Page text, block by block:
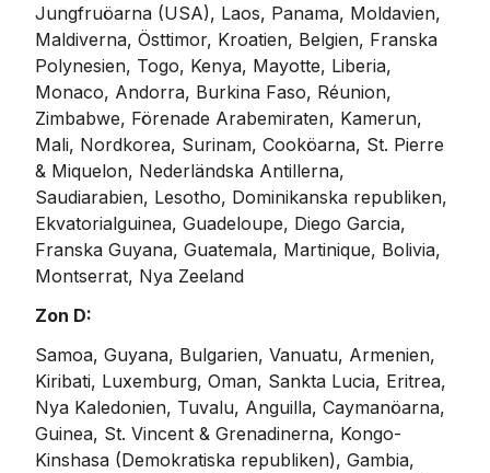
Jungfruöarna (USA), Laos, Panama, Moldavien,
Maldiverna, Östtimor, Kroatien, Belgien, Franska
Polynesien, Togo, Kenya, Mayotte, Liberia,
Monaco, Andorra, Burkina Faso, Réunion,
Zimbabwe, Förenade Arabemiraten, Kamerun,
Mali, Nordkorea, Surinam, Cooköarna, St. Pierre
& Miquelon, Nederländska Antillerna,
Saudiarabien, Lesotho, Dominikanska republiken,
Ekvatorialguinea, Guadeloupe, Diego Garcia,
Franska Guyana, Guatemala, Martinique, Bolivia,
Montserrat, Nya Zeeland
Zon D:
Samoa, Guyana, Bulgarien, Vanuatu, Armenien,
Kiribati, Luxemburg, Oman, Sankta Lucia, Eritrea,
Nya Kaledonien, Tuvalu, Anguilla, Caymanöarna,
Guinea, St. Vincent & Grenadinerna, Kongo-
Kinshasa (Demokratiska republiken), Gambia,